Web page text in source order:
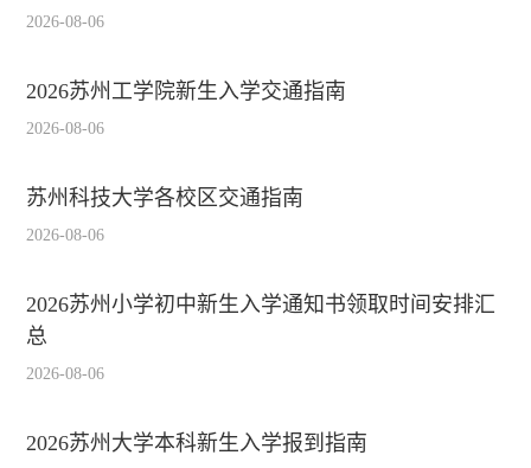
2026-08-06
2026苏州工学院新生入学交通指南
2026-08-06
苏州科技大学各校区交通指南
2026-08-06
2026苏州小学初中新生入学通知书领取时间安排汇
总
2026-08-06
2026苏州大学本科新生入学报到指南